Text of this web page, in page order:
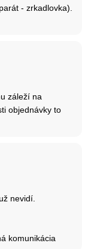
- zrkadlovka).
záleží na
objednávky to
nevidí.
komunikácia